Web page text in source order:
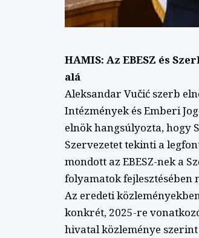
HAMIS: Az EBESZ és
alá
Aleksandar Vučić szerb
Intézmények és Emberi
elnök hangsúlyozta, hogy
Szervezetet tekinti a
mondott az EBESZ-nek a
folyamatok fejlesztésében
Az eredeti
konkrét, 2025-re
hivatal közleménye